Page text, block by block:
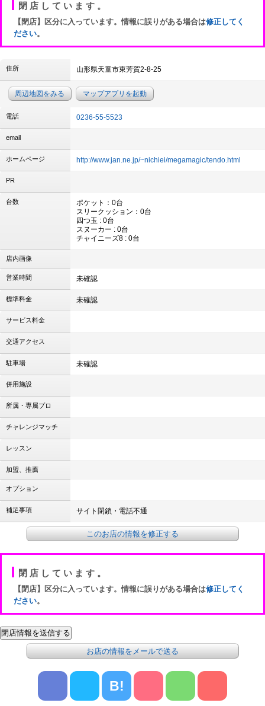
閉店しています。
【閉店】区分に入っています。情報に誤りがある場合は修正してく
ださい。
住所 山形県天童市東芳賀2-8-25
周辺地図をみる マップアプリを起動
電話 0236-55-5523
email
ホームページ http://www.jan.ne.jp/~nichiei/megamagic/tendo.html
PR
台数
ポケット：0台
スリークッション：0台
四つ玉 : 0台
スヌーカー : 0台
チャイニーズ8 : 0台
店内画像
営業時間 未確認
標準料金 未確認
サービス料金
交通アクセス
駐車場 未確認
併用施設
所属・専属プロ
チャレンジマッチ
レッスン
加盟、推薦
オプション
補足事項 サイト閉鎖・電話不通
このお店の情報を修正する
閉店しています。
【閉店】区分に入っています。情報に誤りがある場合は修正してく
ださい。
お店の情報をメールで送る
B!